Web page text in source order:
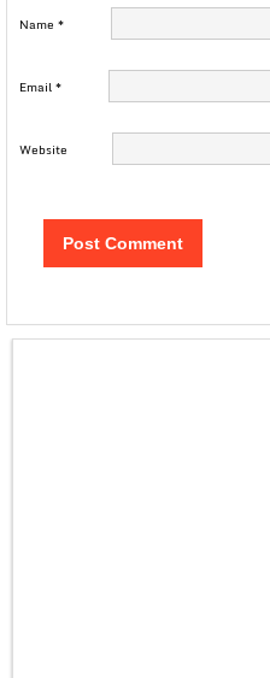
Name *
Email*
Website